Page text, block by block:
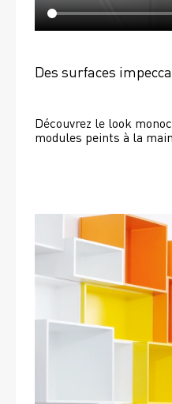
Des surfaces
Découvrez le look
modules peints à la